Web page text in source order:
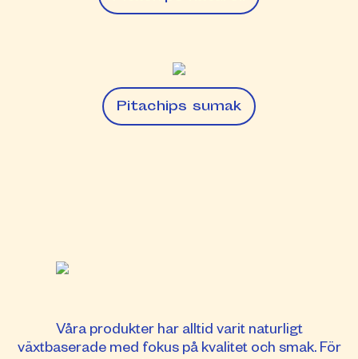
Våra produkter har alltid varit naturligt
växtbaserade med fokus på kvalitet och smak. För